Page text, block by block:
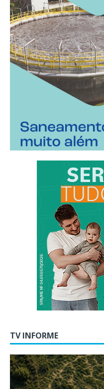
TV INFORME